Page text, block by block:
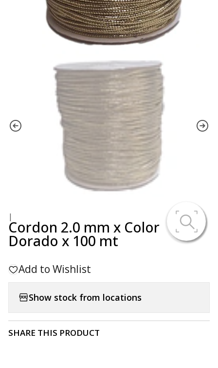
|
Cordon 2.0 mm x Color
Dorado x 100 mt
Add to Wishlist
Show stock from locations
SHARE THIS PRODUCT